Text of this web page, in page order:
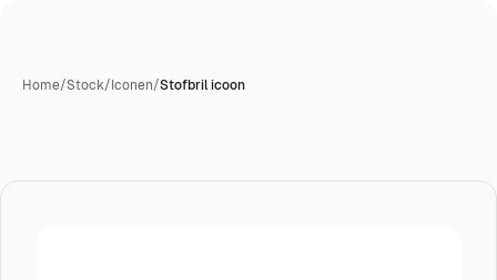
Home/Stock/Iconen/Stofbril icoon